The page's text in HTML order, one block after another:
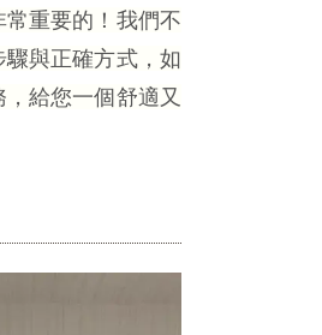
重要的！我們不
與正確方式，如
給您一個舒適又